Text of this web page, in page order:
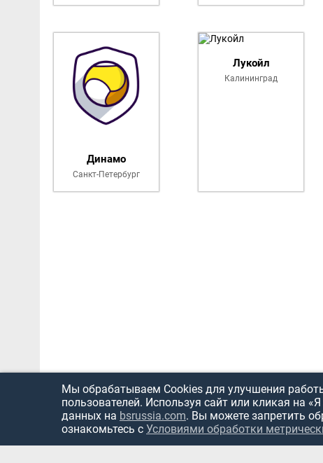
Динамо
Санкт-Петербург
Лукойл
Калининград
Мы обрабатываем Cookies для улучшения
пользователей. Используя сайт или кликая на
данных на bsrussia.com. Вы можете запретить
ознакомьтесь с Условиями обработки